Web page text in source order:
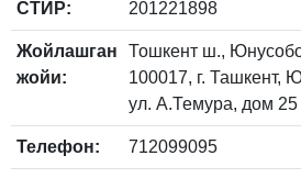
СТИР: 201221898
Жойлашган
жойи:
Тошкент ш.,
100017, г. Ташкент,
ул. А.Темура, дом 25
Телефон: 712099095